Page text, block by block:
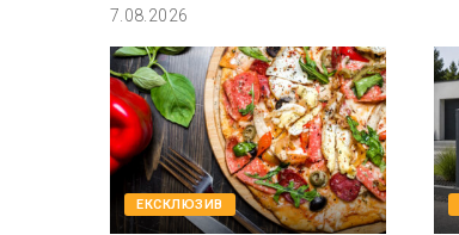
7.08.2026
EКСКЛЮЗИВ